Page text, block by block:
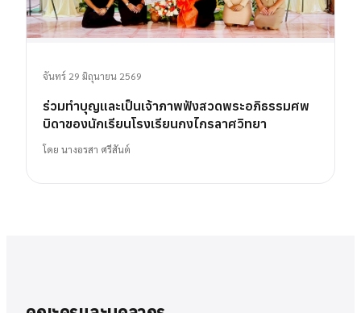
จันทร์ 29 มิถุนายน 2569
ร่วมทำบุญและเป็นเจ้าภาพฟังสวดพระอภิธรรมศพ
บิดาของนักเรียนโรงเรียนกงไกรลาศวิทยา
โดย นางอรสา ศรีสันต์